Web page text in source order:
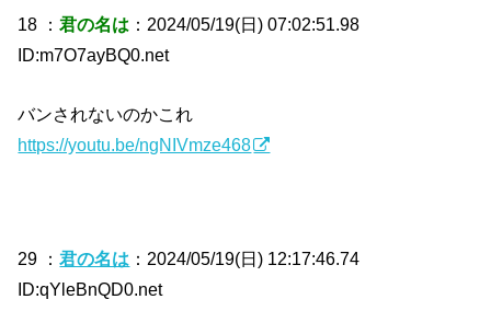
18 ：君の名は ：2024/05/19(日) 07:02:51.98
ID:m7O7ayBQ0.net
バンされないのかこれ
https://youtu.be/ngNIVmze468
29 ：君の名は ：2024/05/19(日) 12:17:46.74
ID:qYleBnQD0.net